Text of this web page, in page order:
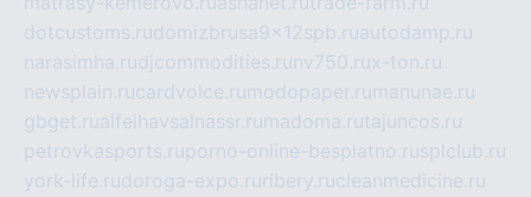
dotcustoms.rudomizbrusa9x12spb.ruautodamp.ru
narasimha.rudjcommodities.ru nv750.rux-ton.ru
newsplain.rucardvoice.ru modopaper.ru manunae.ru
gbget.rualfeihavsalnassr.ru madoma.rutajuncos.ru
petrovkasports.ruporno-online-besplatno.rusplclub.ru
york-life.rudoroga-expo.ru ribery.rucleanmedicine.ru